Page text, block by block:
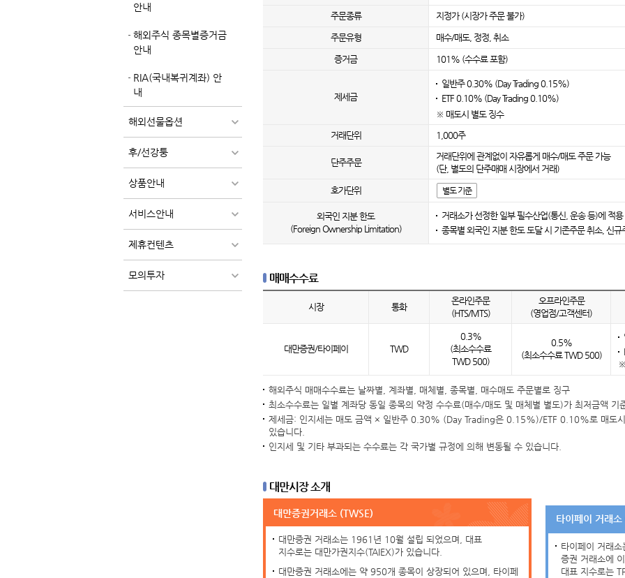
안내
해외주식 종목별증거금
안내
RIA(국내복귀계좌) 안
내
해외선물옵션
후/선강퉁
상품안내
서비스안내
제휴컨텐츠
모의투자
주문종류 지정가 (시장가 주문 불가)
주문유형 매수/매도, 정정, 취소
증거금 101% (수수료 포함)
제세금
일반주 0.30% (Day Trading 0.15%)
ETF 0.10% (Day Trading 0.10%)
※ 매도시 별도 징수
거래단위
1,000주
단주주문
거래단위에 관계없이 자유롭게 매수/매도 주문 가능
(단, 별도의 단주매매 시장에서 거래)
호가단위 별도 기준
외국인 지분 한도
(Foreign Ownership Limitation)
거래소가 선정한 일부 필수산업(통신, 운송 등)에 적용
종목별 외국인 지분 한도 도달 시 기존주문 취소, 신규
매매수수료
시장 통화
온라인주문
(HTS/MTS)
오프라인주문
(영업점/고객센터)
대만증권/타이페이 TWD
0.3%
(최소수수료
TWD 500)
0.5%
(최소수수료TWD 500)
해외주식 매매수수료는 날짜별, 계좌별, 매체별, 종목별, 매수매도 주문별로 징구
최소수수료는 일별 계좌당 동일 종목의 약정 수수료(매수/매도 및 매체별 별도)가 최저금액 기
제세금: 인지세는 매도 금액 × 일반주 0.30% (Day Trading은 0.15%)/ETF 0.10%로 매도시
있습니다.
인지세 및 기타 부과되는 수수료는 각 국가별 규정에 의해 변동될 수 있습니다.
대만시장 소개
대만증권거래소 (TWSE)
대만증권 거래소는 1961년 10월 설립 되었으며, 대표
지수로는 대만가권지수(TAIEX)가 있습니다.
대만증권 거래소에는 약 950개 종목이 상장되어 있으며, 타이페
타이페이 거래소
타이페이 거래
증권 거래소에
대표 지수로는